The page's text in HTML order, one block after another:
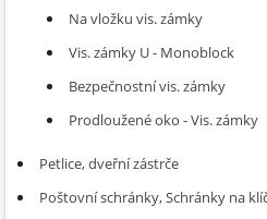
Na vložku vis. zámky
Vis. zámky U - Monoblock
Bezpečnostní vis. zámky
Prodloužené oko - Vis. zámky
Petlice, dveřní zástrče
Poštovní schránky, Schránky na